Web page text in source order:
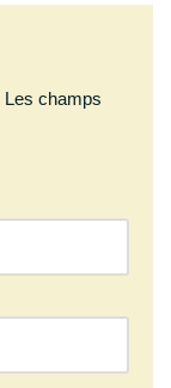
Les champs